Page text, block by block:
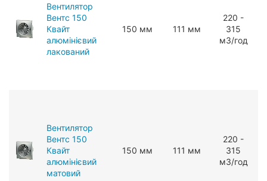
Вентилятор
Вентс 150
Квайт
алюмінієвий
лакований
150 мм 111 мм
220 -
315
мЗ/год
Вентилятор
Вентс 150
Квайт
алюмінієвий
матовий
150 мм 111 мм
220 -
315
мЗ/год